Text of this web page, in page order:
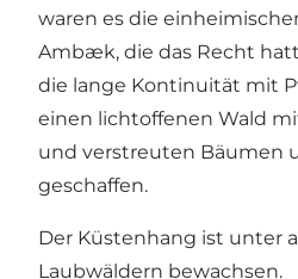
waren es die
Ambæk, die das Recht
die lange Kontinuität mit
einen lichtoffenen Wald
und verstreuten Bäumen
geschaffen.
Der Küstenhang ist unter
Laubwäldern bewachsen.